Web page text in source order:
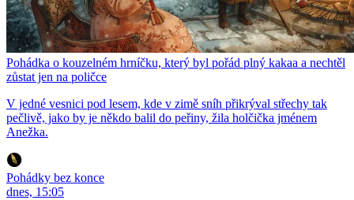
Pohádka o kouzelném hrníčku, který byl pořád plný kakaa a nechtěl
zůstat jen na poličce
V jedné vesnici pod lesem, kde v zimě sníh přikrýval střechy tak
pečlivě, jako by je někdo balil do peřiny, žila holčička jménem
Anežka.
Pohádky bez konce
dnes, 15:05